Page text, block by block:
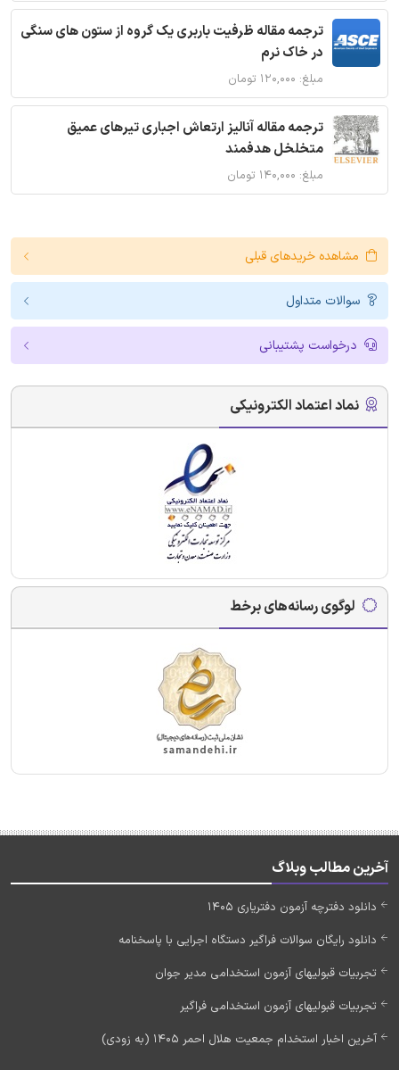
ترجمه مقاله ظرفیت باربری یک گروه از ستون های سنگی
در خاک نرم
مبلغ: ۱۲۰,۰۰۰ تومان
ترجمه مقاله آنالیز ارتعاش اجباری تیرهای عمیق
متخلخل هدفمند
مبلغ: ۱۴۰,۰۰۰ تومان
مشاهده خریدهای قبلی
سوالات متداول
درخواست پشتیبانی
نماد اعتماد الکترونیکی
لوگوی رسانه‌های برخط
آخرین مطالب وبلاگ
دانلود دفترچه آزمون دفتریاری 1405
دانلود رایگان سوالات فراگیر دستگاه اجرایی با پاسخنامه
تجربیات قبولیهای آزمون استخدامی مدیر جوان
تجربیات قبولیهای آزمون استخدامی فراگیر
آخرین اخبار استخدام جمعیت هلال احمر 1405 (به زودی)